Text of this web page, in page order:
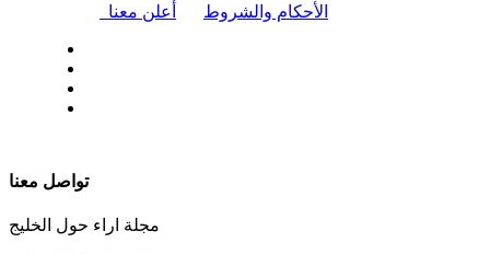
أعلن معنا الأحكام والشروط
تواصل معنا
مجلة اراء حول الخليج